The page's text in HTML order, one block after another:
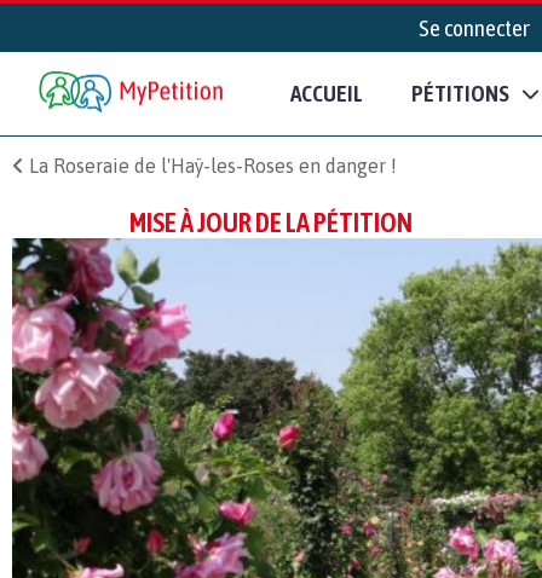
Se connecter
ACCUEIL PÉTITIONS
La Roseraie de l'Haÿ-les-Roses en danger !
MISE À JOUR DE LA PÉTITION